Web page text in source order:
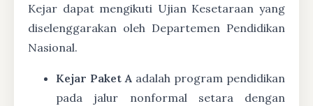
Kejar dapat mengikuti Ujian Kesetaraan yang
diselenggarakan oleh Departemen Pendidikan
Nasional.
Kejar Paket A adalah program pendidikan
pada jalur nonformal setara dengan